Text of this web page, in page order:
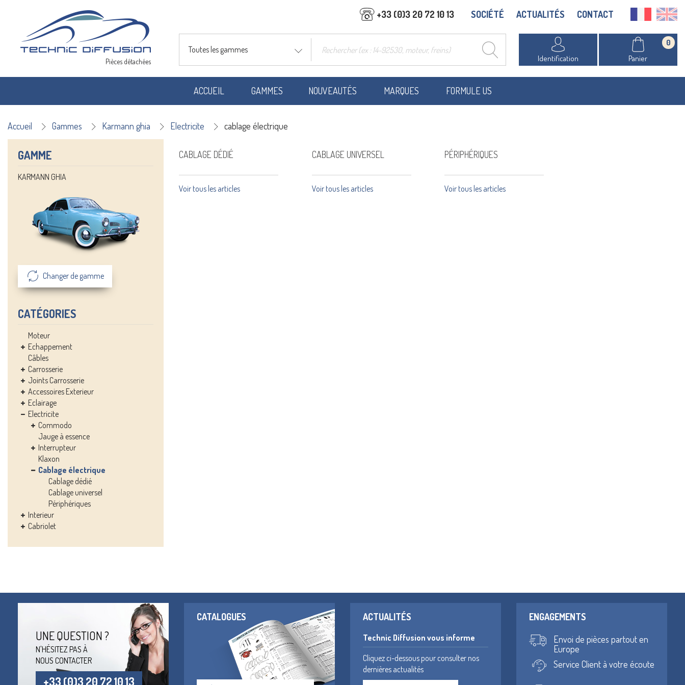
Pièces détachées
+33 (0)3 20 72 10 13 SOCIÉTÉ ACTUALITÉS CONTACT
Toutes les gammes
Identification Panier
0
ACCUEIL GAMMES NOUVEAUTÉS MARQUES FORMULE US
Accueil Gammes Karmann ghia Electricite cablage électrique
GAMME
KARMANN GHIA
Changer de gamme
CATÉGORIES
Moteur
Echappement
Câbles
Carrosserie
Joints Carrosserie
Accessoires Exterieur
Eclairage
Electricite
Commodo
Jauge à essence
Interrupteur
Klaxon
Cablage électrique
Cablage dédié
Cablage universel
Périphériques
Interieur
Cabriolet
CABLAGE DÉDIÉ
Voir tous les articles
CABLAGE UNIVERSEL
Voir tous les articles
PÉRIPHÉRIQUES
Voir tous les articles
UNE QUESTION ?
N'HÉSITEZ PAS À
NOUS CONTACTER
+33 (0)3 20 72 10 13
CATALOGUES ACTUALITÉS
Technic Diffusion vous informe
Cliquez ci-dessous pour consulter nos
dernières actualités
ENGAGEMENTS
Envoi de pièces partout en
Europe
Service Client à votre écoute